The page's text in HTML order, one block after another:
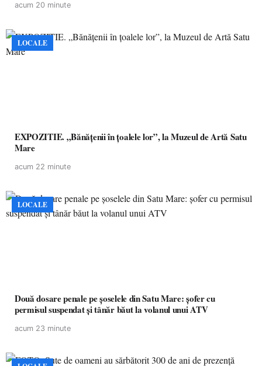
acum 20 minute
LOCALE
EXPOZITIE. „Bănățenii în țoalele lor”, la Muzeul de Artă Satu
Mare
acum 22 minute
LOCALE
Două dosare penale pe șoselele din Satu Mare: șofer cu
permisul suspendat și tânăr băut la volanul unui ATV
acum 23 minute